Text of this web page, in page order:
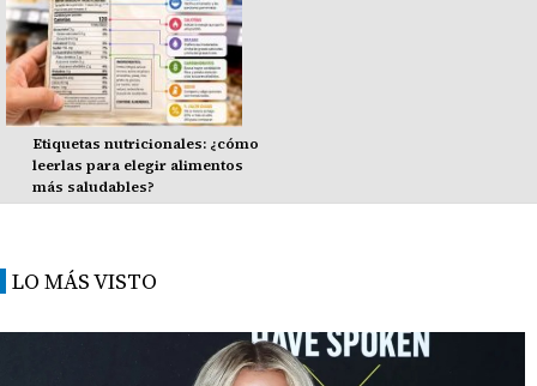
Etiquetas nutricionales: ¿cómo
leerlas para elegir alimentos
más saludables?
LO MÁS VISTO